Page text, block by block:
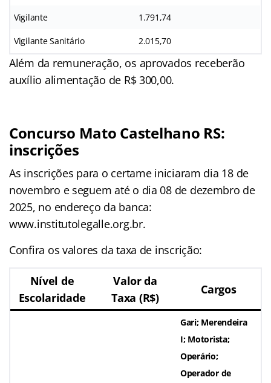
Vigilante 1.791,74
Vigilante Sanitário 2.015,70
Além da remuneração, os aprovados receberão
auxílio alimentação de R$ 300,00.
Concurso Mato Castelhano RS:
inscrições
As inscrições para o certame iniciaram dia 18 de
novembro e seguem até o dia 08 de dezembro de
2025, no endereço da banca:
www.institutolegalle.org.br.
Confira os valores da taxa de inscrição:
Nível de
Escolaridade
Valor da
Taxa (R$)
Cargos
Gari; Merendeira
I; Motorista;
Operário;
Operador de